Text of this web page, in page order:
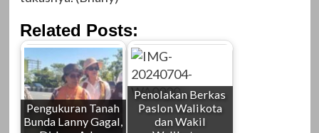
Related Posts:
Pengukuran Tanah
Bunda Lanny Gagal,
Penolakan Berkas
Paslon Walikota
dan Wakil